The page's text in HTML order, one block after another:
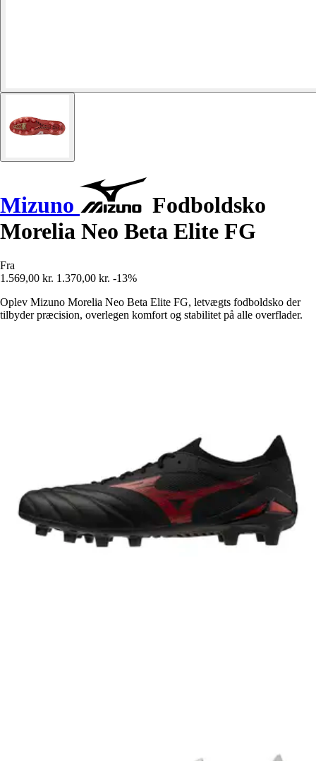
Mizuno
Fodboldsko
Morelia Neo Beta Elite FG
Fra
1.569,00 kr. 1.370,00 kr. -13%
Oplev Mizuno Morelia Neo Beta Elite FG, letvægts fodboldsko der
tilbyder præcision, overlegen komfort og stabilitet på alle overflader.